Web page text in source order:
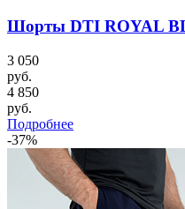
Шорты DTI ROYAL
3 050
руб.
4 850
руб.
Подробнее
-37%